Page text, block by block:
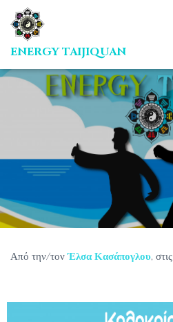
Από την/τονΈλσα Κασάπογλου, στις